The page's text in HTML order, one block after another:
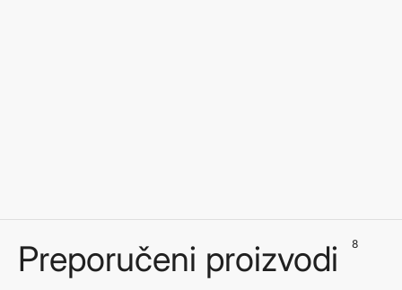
Preporučeni proizvodi 8